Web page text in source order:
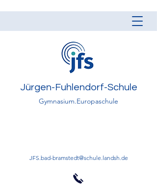
Jürgen-Fuhlendorf-Schule
Gymnasium.Europaschule
JFS.bad-bramstedt@schule.landsh.de